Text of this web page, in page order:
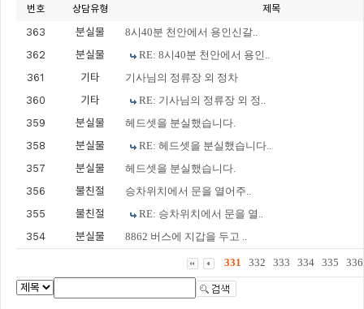
번호 상담유형 제목
363 분실물
8시40분 천안에서 용인신갈..
362
분실물
RE: 8시40분 천안에서 용인..
361
기타
기사님의 정류장 외 정차
360
기타
RE: 기사님의 정류장 외 정..
359
분실물
헤드셋을 분실했습니다.
358
분실물
RE: 헤드셋을 분실했습니다..
357
분실물
헤드셋을 분실했습니다.
356
불친절
승차위치에서 문을 열어주..
355
불친절
RE: 승차위치에서 문을 열..
354
분실물 8862 버스에 지갑을 두고 ..
331 332 333 334 335 336